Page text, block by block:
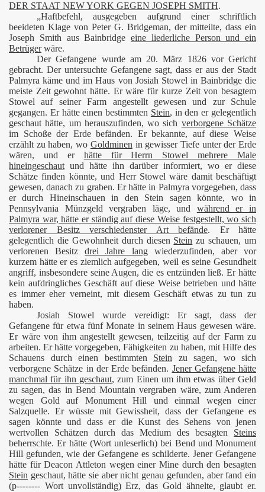
DER STAAT NEW YORK GEGEN JOSEPH SMITH.
„Haftbefehl, ausgegeben aufgrund einer schriftlich
beeideten Klage von Peter G. Bridgeman, der mitteilte, dass ein
Joseph Smith aus Bainbridge eine liederliche Person und ein
Betrügerwäre.
Der Gefangene wurde am 20. März 1826 vor Gericht
gebracht. Der untersuchte Gefangene sagt, dass er aus der Stadt
Palmyra käme und im Haus von Josiah Stowel in Bainbridge die
meiste Zeit gewohnt hätte. Er wäre für kurze Zeit von besagtem
Stowel auf seiner Farm angestellt gewesen und zur Schule
gegangen. Er hätte einen bestimmten Stein, in den er gelegentlich
geschaut hätte, um herauszufinden, wo sich verborgene Schätze
im Schoße der Erde befänden. Er bekannte, auf diese Weise
erzählt zu haben, wo Goldminen in gewisser Tiefe unter der Erde
wären, und er hätte für Herrn Stowel mehrere Male
hineingeschaut und hätte ihn darüber informiert, wo er diese
Schätze finden könnte, und Herr Stowel wäre damit beschäftigt
gewesen, danach zu graben. Er hätte in Palmyra vorgegeben, dass
er durch Hineinschauen in den Stein sagen könnte, wo in
Pennsylvania Münzgeld vergraben läge, und während er in
Palmyra war, hätte er ständig auf diese Weise festgestellt, wo sich
verlorener Besitz verschiedenster Art befände. Er hätte
gelegentlich die Gewohnheit durch diesen Stein zu schauen, um
verlorenen Besitzdrei Jahre langwiederzufinden, aber vor
kurzem hätte er es ziemlich aufgegeben, weil es seine Gesundheit
angriff, insbesondere seine Augen, die es entzünden ließ. Er hätte
kein aufdringliches Geschäft auf diese Weise betrieben und hätte
es immer eher verneint, mit diesem Geschäft etwas zu tun zu
haben.
Josiah Stowel wurde vereidigt: Er sagt, dass der
Gefangene für etwa fünf Monate in seinem Haus gewesen wäre.
Er wäre von ihm angestellt gewesen, teilzeitig auf der Farm zu
arbeiten. Er hätte vorgegeben, Fähigkeiten zu haben, mit Hilfe des
Schauens durch einen bestimmten Stein zu sagen, wo sich
verborgene Schätze in der Erde befänden. Jener Gefangene hätte
manchmal für ihn geschaut, zum Einen um ihm etwas über Geld
zu sagen, das in Bend Mountain vergraben wäre, zum Anderen
wegen Gold auf Monument Hill und einmal wegen einer
Salzquelle. Er wüsste mit Gewissheit, dass der Gefangene es
sagen könnte und dass er die Kunst des Sehens von jenen
wertvollen Schätzen durch das Medium des besagten Steins
beherrschte. Er hätte (Wort unleserlich) bei Bend und Monument
Hill gefunden, wie der Gefangene es schilderte. Jener Gefangene
hätte für Deacon Attleton wegen einer Mine durch den besagten
Stein geschaut, hätte sie aber nicht genau gefunden, aber fand ein
(p-------- Wort unvollständig) Erz, das Gold ähnelte, glaubt er.